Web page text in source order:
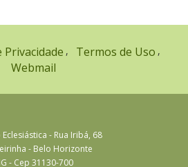
Privacidade
Termos de Uso
Webmail
Eclesiástica - Rua Iribá, 68
- Belo Horizonte
- Cep 31130-700